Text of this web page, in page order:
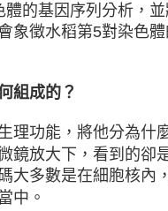
體的基因序列分析，
象徵水稻第5對染色
組成的？
理功能，將他分為什
鏡放大下，看到的卻
大多數是在細胞核內
中。